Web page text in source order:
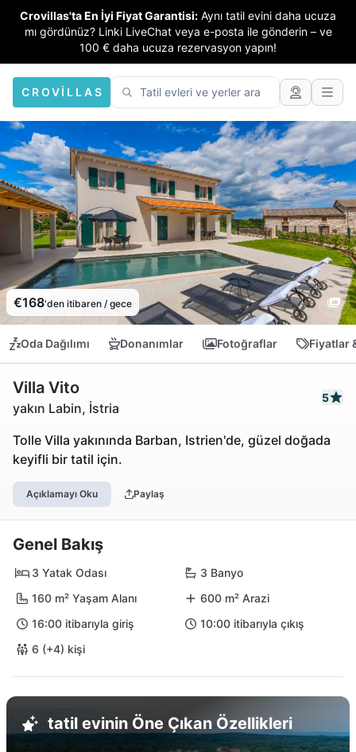
Crovillas'ta En İyi Fiyat Garantisi: Aynı tatil evini daha ucuza
mı gördünüz? Linki LiveChat veya e-posta ile gönderin – ve
100 € daha ucuza rezervasyon yapın!
CROVILLAS
€168'den itibaren / gece
Oda Dağılımı Donanımlar Fotoğraflar Fiyatlar
Villa Vito
yakın Labin, İstria
5
Tolle Villa yakınında Barban, Istrien'de, güzel doğada
keyifli bir tatil için.
Açıklamayı Oku Paylaş
Genel Bakış
3 Yatak Odası
3 Banyo
160 m² Yaşam Alanı
600 m² Arazi
16:00 itibarıyla giriş
10:00 itibarıyla çıkış
6 (+4) kişi
tatil evinin Öne Çıkan Özellikleri